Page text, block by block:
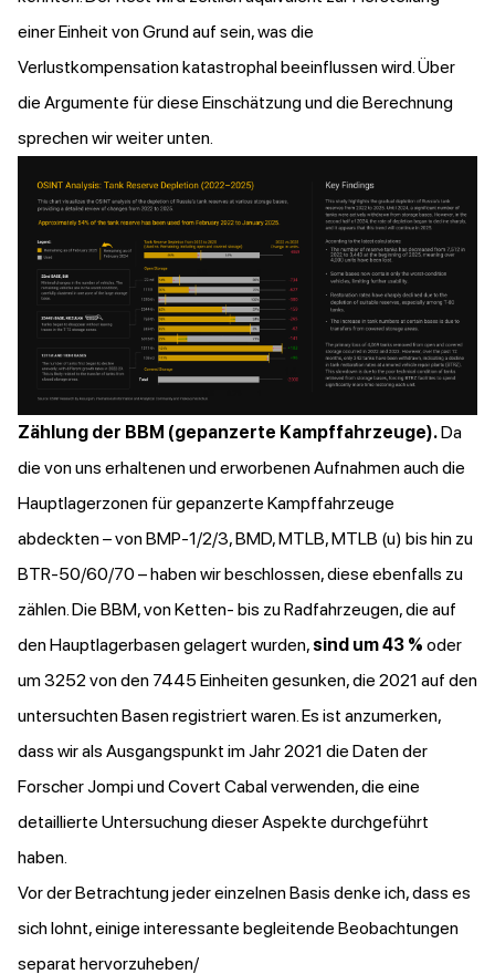
einer Einheit von Grund auf sein, was die
Verlustkompensation katastrophal beeinflussen wird. Über
die Argumente für diese Einschätzung und die Berechnung
sprechen wir weiter unten.
Zählung der BBM (gepanzerte Kampffahrzeuge).Da
die von uns erhaltenen und erworbenen Aufnahmen auch die
Hauptlagerzonen für gepanzerte Kampffahrzeuge
abdeckten – von BMP-1/2/3, BMD, MTLB, MTLB (u) bis hin zu
BTR-50/60/70 – haben wir beschlossen, diese ebenfalls zu
zählen. Die BBM, von Ketten- bis zu Radfahrzeugen, die auf
den Hauptlagerbasen gelagert wurden, sind um 43 % oder
um 3252 von den 7445 Einheiten gesunken, die 2021 auf den
untersuchten Basen registriert waren. Es ist anzumerken,
dass wir als Ausgangspunkt im Jahr 2021 die Daten der
Forscher Jompi und Covert Cabal verwenden, die eine
detaillierte Untersuchung dieser Aspekte durchgeführt
haben.
Vor der Betrachtung jeder einzelnen Basis denke ich, dass es
sich lohnt, einige interessante begleitende Beobachtungen
separat hervorzuheben/